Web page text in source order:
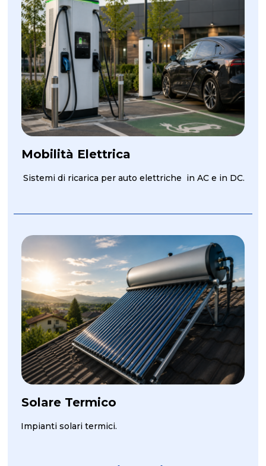
Mobilità Elettrica
Sistemi di ricarica per auto elettriche in AC e in DC.
Solare Termico
Impianti solari termici.